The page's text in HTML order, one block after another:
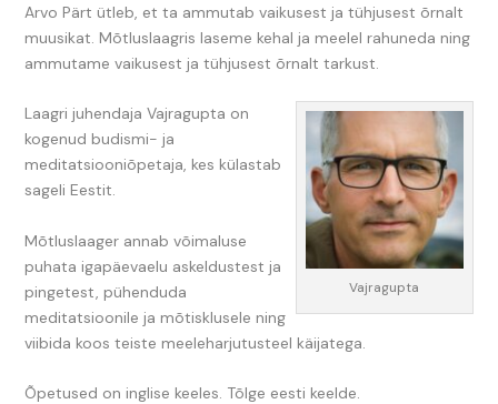
Arvo Pärt ütleb, et ta ammutab vaikusest ja tühjusest õrnalt
muusikat. Mõtluslaagris laseme kehal ja meelel rahuneda ning
ammutame vaikusest ja tühjusest õrnalt tarkust.
Vajragupta
Laagri juhendaja Vajragupta on
kogenud budismi- ja
meditatsiooniõpetaja, kes külastab
sageli Eestit.
Mõtluslaager annab võimaluse
puhata igapäevaelu askeldustest ja
pingetest, pühenduda
meditatsioonile ja mõtisklusele ning
viibida koos teiste meeleharjutusteel käijatega.
Õpetused on inglise keeles. Tõlge eesti keelde.